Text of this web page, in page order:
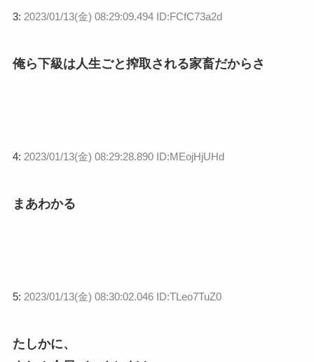
3: 2023/01/13(金) 08:29:09.494 ID:FCfC73a2d
俺ら下級は人生ごと搾取される家畜だからさ
4: 2023/01/13(金) 08:29:28.890 ID:MEojHjUHd
まあわかる
5: 2023/01/13(金) 08:30:02.046 ID:TLeo7TuZ0
たしかに、